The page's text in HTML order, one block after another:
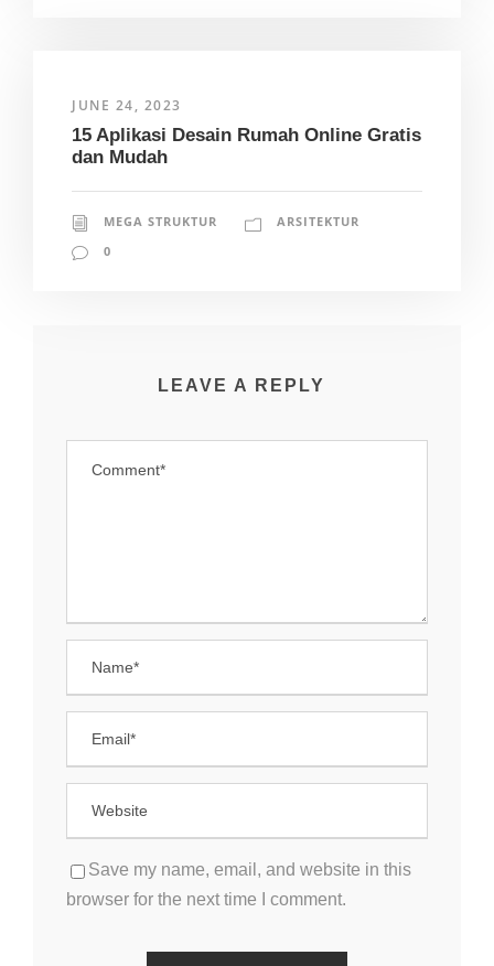
JUNE 24, 2023
15 Aplikasi Desain Rumah Online Gratis
dan Mudah
MEGA STRUKTUR
ARSITEKTUR
0
LEAVE A REPLY
Save my name, email, and website in this
browser for the next time I comment.